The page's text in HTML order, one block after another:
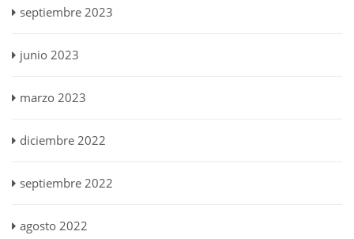
septiembre 2023
junio 2023
marzo 2023
diciembre 2022
septiembre 2022
agosto 2022